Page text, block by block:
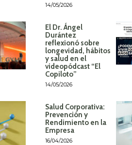
14/05/2026
El Dr. Ángel
Durántez
reflexionó sobre
longevidad, hábitos
y salud en el
videopódcast “El
Copiloto”
14/05/2026
Salud Corporativa:
Prevención y
Rendimiento en la
Empresa
16/04/2026